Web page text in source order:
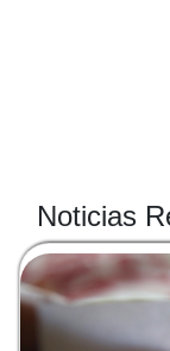
Noticias